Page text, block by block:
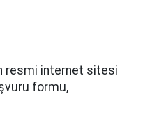
resmi internet sitesi
formu,